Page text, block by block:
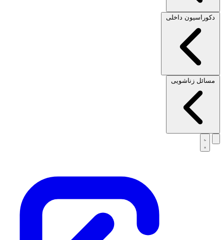
دکوراسیون داخلی
مسائل زناشویی